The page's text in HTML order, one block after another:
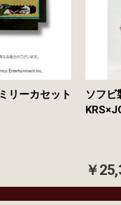
リーカセット
ソフ
￥